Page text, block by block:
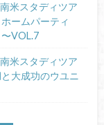
米スタディツア
ームパーティ
VOL.7
米スタディツア
大成功のウユニ